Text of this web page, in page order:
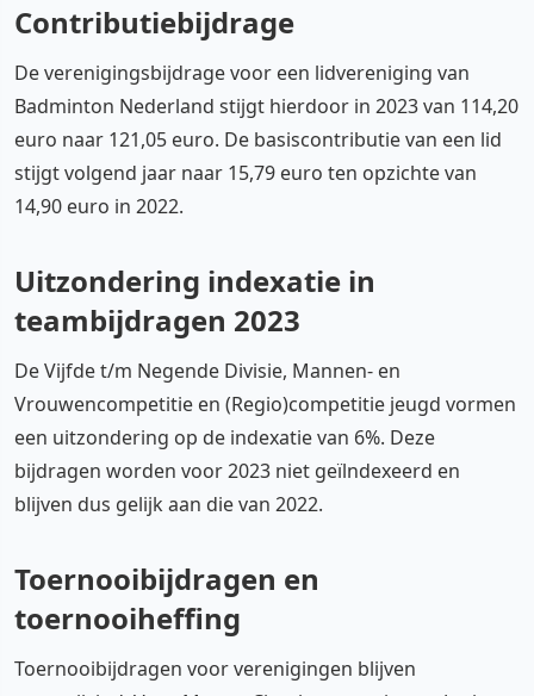
Contributiebijdrage
De verenigingsbijdrage voor een lidvereniging van
Badminton Nederland stijgt hierdoor in 2023 van 114,20
euro naar 121,05 euro. De basiscontributie van een lid
stijgt volgend jaar naar 15,79 euro ten opzichte van
14,90 euro in 2022.
Uitzondering indexatie in
teambijdragen 2023
De Vijfde t/m Negende Divisie, Mannen- en
Vrouwencompetitie en (Regio)competitie jeugd vormen
een uitzondering op de indexatie van 6%. Deze
bijdragen worden voor 2023 niet geïlndexeerd en
blijven dus gelijk aan die van 2022.
Toernooibijdragen en
toernooiheffing
Toernooibijdragen voor verenigingen blijven